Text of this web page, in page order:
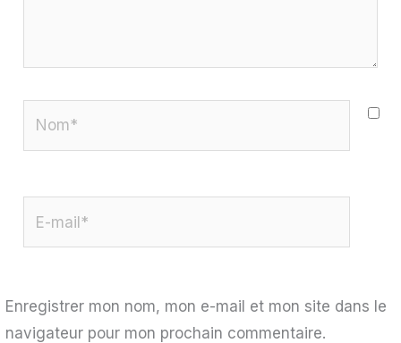
Enregistrer mon nom, mon e-mail et mon site dans le
navigateur pour mon prochain commentaire.